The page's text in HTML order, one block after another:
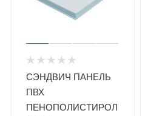
СЭНДВИЧ ПАНЕЛЬ
ПВХ
ПЕНОПОЛИСТИРОЛ